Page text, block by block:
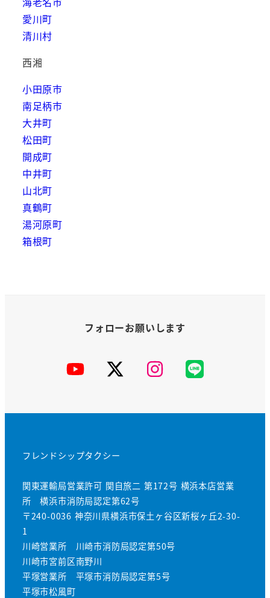
愛川町
清川村
西湘
小田原市
南足柄市
大井町
松田町
開成町
中井町
山北町
真鶴町
湯河原町
箱根町
YouTubeX Instagram
公
式
フレンドシップタクシー
関東運輸局営業許可 関自旅二 第172号 横浜本店営業
所 横浜市消防局認定第62号
〒240-0036 神奈川県横浜市保土ヶ谷区新桜ヶ丘2-30-
1
川崎営業所 川崎市消防局認定第50号
川崎市宮前区南野川
平塚営業所 平塚市消防局認定第5号
平塚市松風町